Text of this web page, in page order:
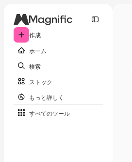
作成
ホーム
検索
ストック
もっと詳しく
すべてのツール